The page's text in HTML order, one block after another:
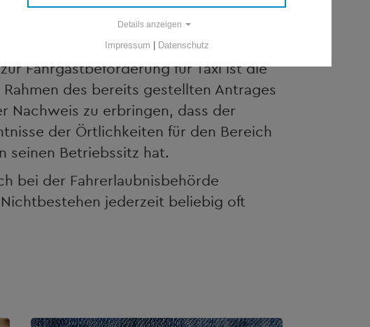
Fahrgastbeförderung für Taxi ist die
des bereits gestellten Antrages
Nachweis zu erbringen, dass der
der Örtlichkeiten für den Bereich
seinen Betriebssitz hat.
bei der Fahrerlaubnisbehörde
jederzeit beliebig oft
Details anzeigen
Impressum Datenschutz